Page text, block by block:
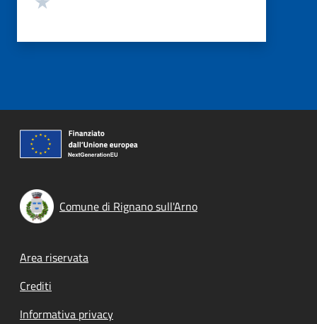
Comune di Rignano sull'Arno
Footer menu
Area riservata
Crediti
Informativa privacy